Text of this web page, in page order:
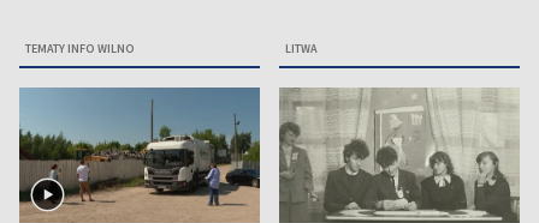
TEMATY INFO WILNO LITWA